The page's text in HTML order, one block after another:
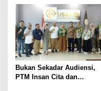
Advokasi dan Paralegal
Bersama LKLH FH UHAMKA
Bukan Sekadar Audiensi,
PTM Insan Cita dan